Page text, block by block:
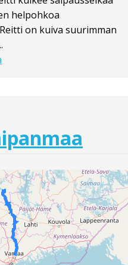
helpohkoa
on kuiva suurimman